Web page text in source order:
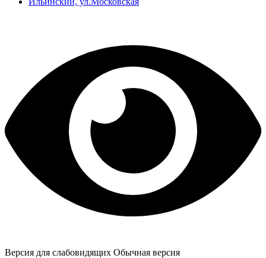
Версия для слабовидящих Обычная версия